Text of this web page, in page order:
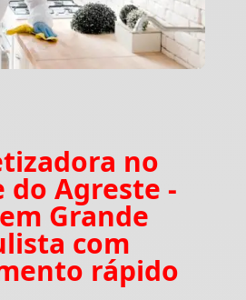
no
do Agreste -
Grande
com
rápido